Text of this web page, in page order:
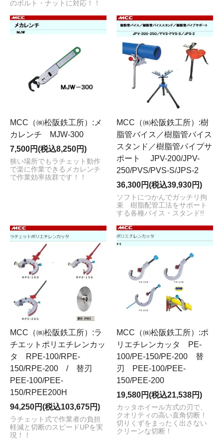
のボルト・ナットに対応！！
MCC（㈱松阪鉄工所）:メ
カレンチ MJW-300
7,500円(税込8,250円)
狭い場所でもラチェット動作
で楽に作業できるメカレンチ
で作業効率抜群です！！
MCC（㈱松阪鉄工所）:樹
脂管バイス／樹脂管バイス
スタンド／樹脂管パイプサ
ポート JPV-200/JPV-
250/PVS/PVS-S/JPS-2
36,300円(税込39,930円)
ソフトにつかんでガッチリ拘
束 樹脂配管工法をサポート
する各種バイス・スタンド!!
MCC（㈱松阪鉄工所）:ラ
チエットポリエチレンカッ
タ RPE-100/RPE-
150/RPE-200 / 替刃
PEE-100/PEE-
150/RPEE200H
94,250円(税込103,675円)
ラチェット式で作業者の負担
軽減と切断のスピードUPを実
現！！
MCC（㈱松阪鉄工所）:ポ
リエチレンカッタ PE-
100/PE-150/PE-200 替
刃 PEE-100/PEE-
150/PEE-200
19,580円(税込21,538円)
カッタホイール方式の刃で、
クオリティの高い直角切断！
切りくずをまったく出さない
クリーンな切断！